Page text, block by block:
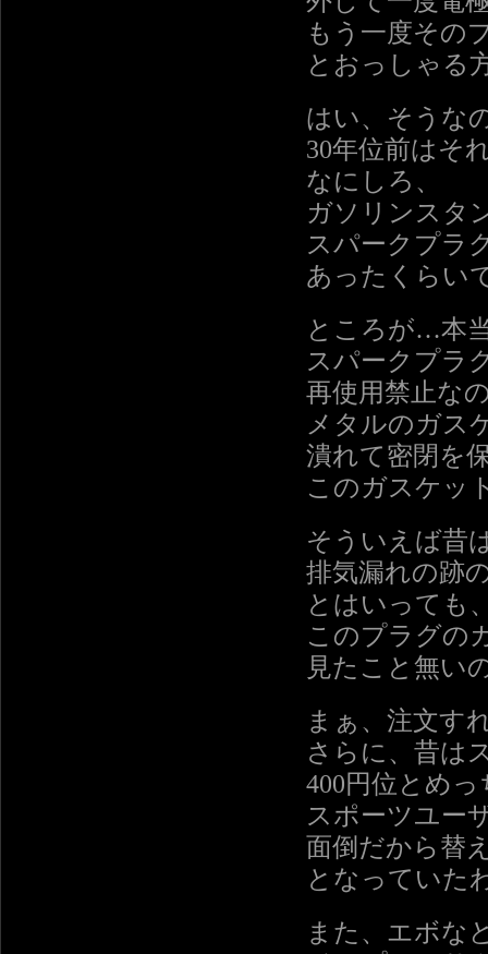
もう一度その
とおっしゃる
はい、そうな
30年位前はそ
なにしろ、
ガソリンスタ
スパークプラ
あったくらい
ところが…本
スパークプラ
再使用禁止な
メタルのガス
潰れて密閉を
このガスケッ
そういえば昔
排気漏れの跡
とはいっても
このプラグの
見たこと無い
まぁ、注文す
さらに、昔は
400円位とめ
スポーツユー
面倒だから替
となっていた
また、エボな